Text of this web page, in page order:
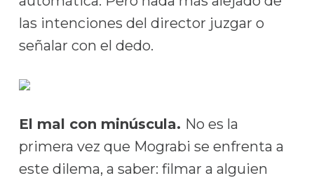
las intenciones del director juzgar o
señalar con el dedo.
El mal con minúscula. No es la
primera vez que Mograbi se enfrenta a
este dilema, a saber: filmar a alguien